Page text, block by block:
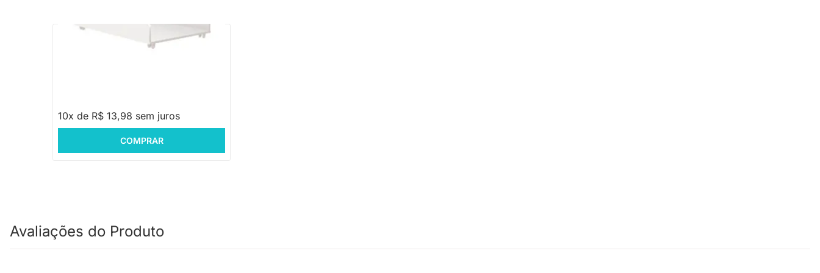
PRONTA ENTREGA
10x de R$ 13,98 sem juros
COMPRAR
Avaliações do Produto